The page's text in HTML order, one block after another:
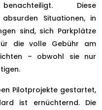
Diese
Situationen, in
sind, sich Parkplätze
die volle Gebühr am
– obwohl sie nur
Pilotprojekte gestartet,
ist ernüchternd. Die